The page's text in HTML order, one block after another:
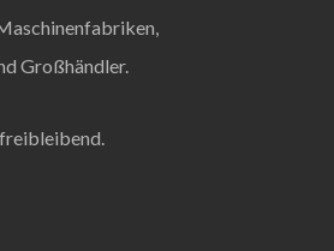
Großhändler.